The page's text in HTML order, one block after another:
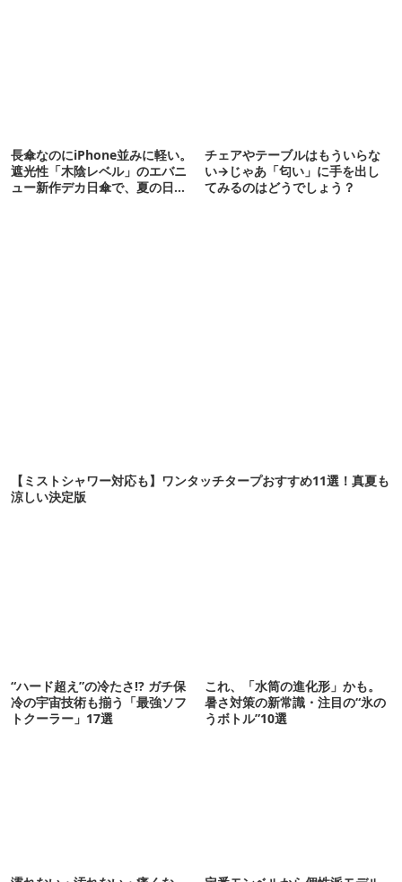
長傘なのにiPhone並みに軽い。
遮光性「木陰レベル」のエバニ
ュー新作デカ日傘で、夏の日焼
チェアやテーブルはもういらな
い→じゃあ「匂い」に手を出し
てみるのはどうでしょう？
【ミストシャワー対応も】ワンタッチタープおすすめ11選！真夏も
涼しい決定版
“ハード超え”の冷たさ!? ガチ保
冷の宇宙技術も揃う「最強ソフ
トクーラー」17選
これ、「水筒の進化形」かも。
暑さ対策の新常識・注目の“氷の
うボトル”10選